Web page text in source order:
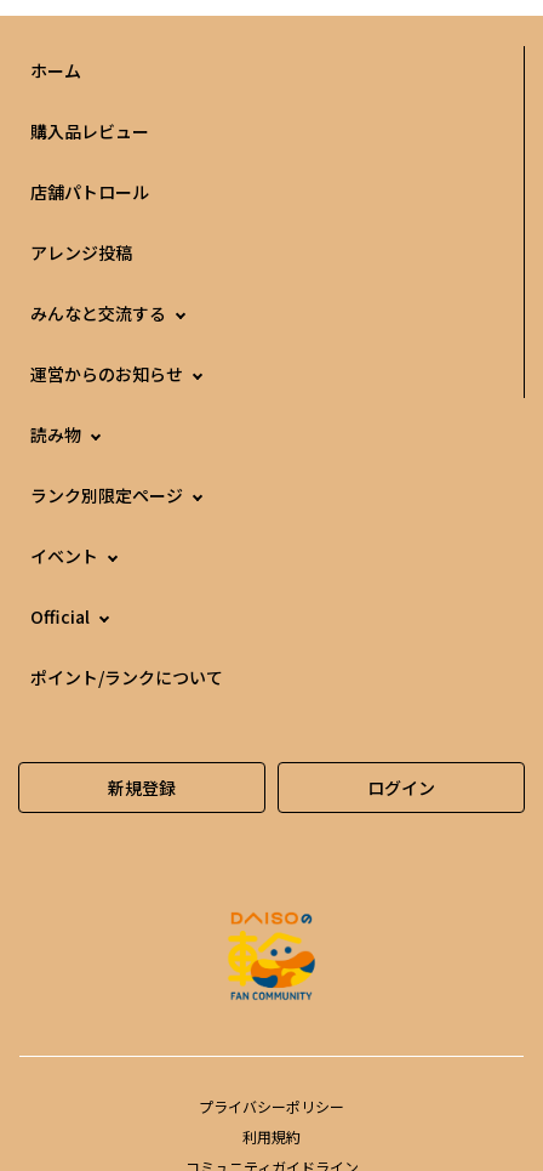
ホーム
購入品レビュー
店舗パトロール
アレンジ投稿
みんなと交流する
運営からのお知らせ
読み物
ランク別限定ページ
イベント
Official
ポイント/ランクについて
新規登録 ログイン
プライバシーポリシー
利用規約
コミュニティガイドライン